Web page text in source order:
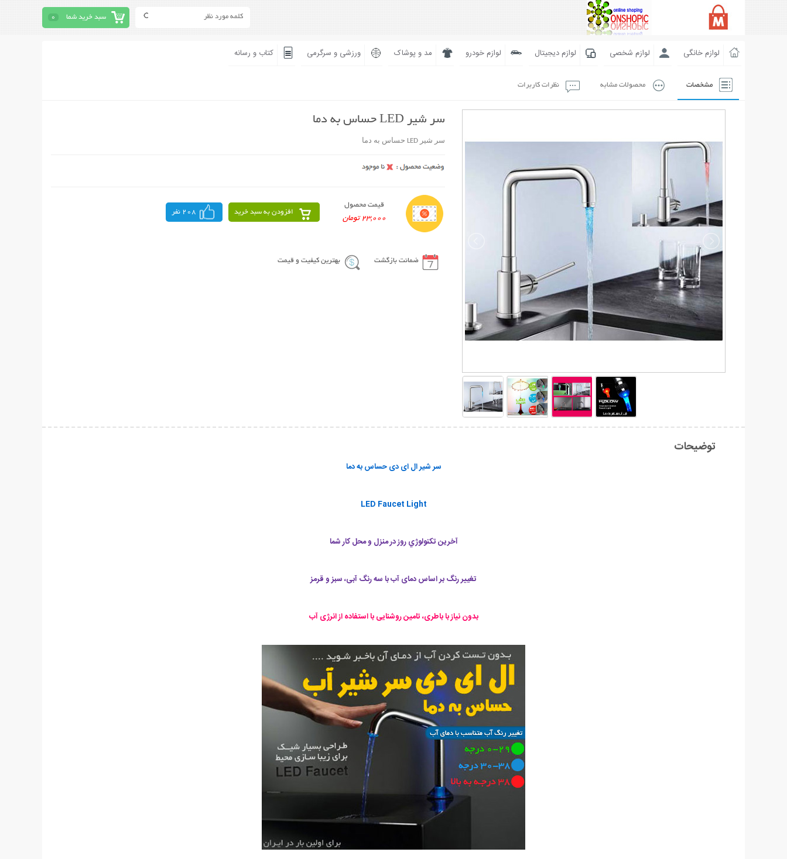
سبد خرید شما 0
لوازم خانگی لوازم شخصی لوازم دیجیتال لوازم خودرو مد و پوشاک ورزشی و سرگرمی کتاب و رسانه
مشخصات محصولات مشابه نظرات کاربرات
سر شير LED حساس به دما
سر شير LED حساس به دما
قیمت محصول
23,000 تومان
افزودن به سبد خرید 208 نفر
ضمانت بازگشت بهترین کیفیت و قیمت
توضیحات
سر شير ال ای دی حساس به دما
LED Faucet Light
آخرين تكنولوژي روز در منزل و محل کار شما
تغییر رنگ بر اساس دمای آب با سه رنگ آبی، سبز و قرمز
بدون نیاز با باطری، تامین روشنایی با استفاده از انرژی آب